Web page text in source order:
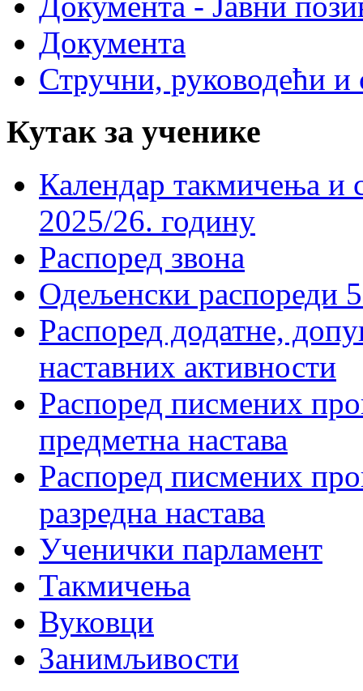
Документа
Стручни, руководећи и
Кутак за ученике
Календар такмичења
2025/26. годину
Распоред звона
Одељенски распореди
Распоред додатне,
наставних активности
Распоред писмених
предметна настава
Распоред писмених
разредна настава
Ученички парламент
Такмичења
Вуковци
Занимљивости